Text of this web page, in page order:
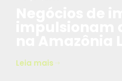
Leia mais